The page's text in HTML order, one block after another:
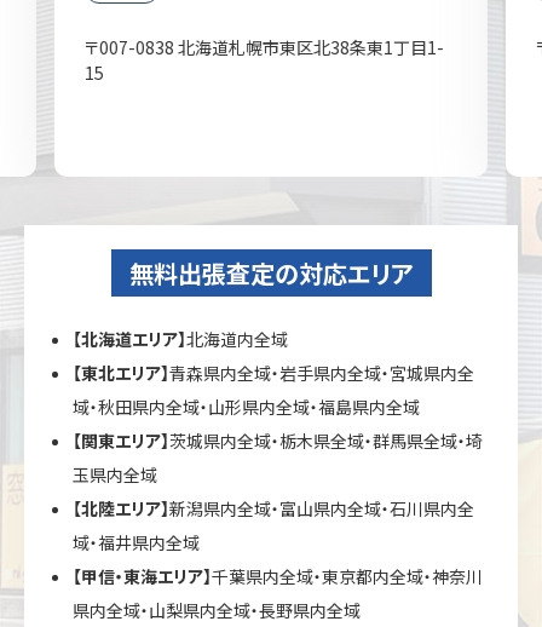
〒007-0838 北海道札幌市東区北38条東1丁目1-
15
無料出張査定の対応エリア
【北海道エリア】北海道内全域
【東北エリア】青森県内全域・岩手県内全域・宮城県内全
域・秋田県内全域・山形県内全域・福島県内全域
【関東エリア】茨城県内全域・栃木県全域・群馬県全域・埼
玉県内全域
【北陸エリア】新潟県内全域・富山県内全域・石川県内全
域・福井県内全域
【甲信・東海エリア】千葉県内全域・東京都内全域・神奈川
県内全域・山梨県内全域・長野県内全域